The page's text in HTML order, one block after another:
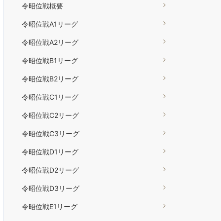
令昭位戦概要
令昭位戦A1リーグ
令昭位戦A2リーグ
令昭位戦B1リーグ
令昭位戦B2リーグ
令昭位戦C1リーグ
令昭位戦C2リーグ
令昭位戦C3リーグ
令昭位戦D1リーグ
令昭位戦D2リーグ
令昭位戦D3リーグ
令昭位戦E1リーグ